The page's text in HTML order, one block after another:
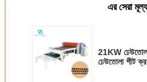
এর সেরা
21KW ঢেউতোলা
ঢেউতোলা শীট